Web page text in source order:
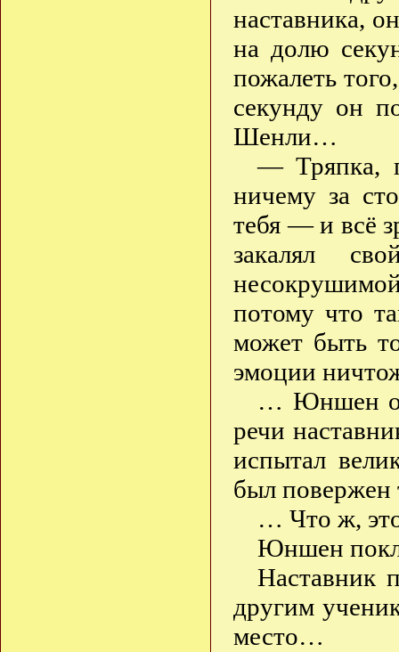
наставника,
на долю
пожалеть
секунду он
Шенли…
— Тряпка,
ничему за
тебя — и всё
закалял
потому что
может быть
эмоции
… Юншен
речи
испытал
был
… Что ж,
Юншен
Наставник
другим
место…